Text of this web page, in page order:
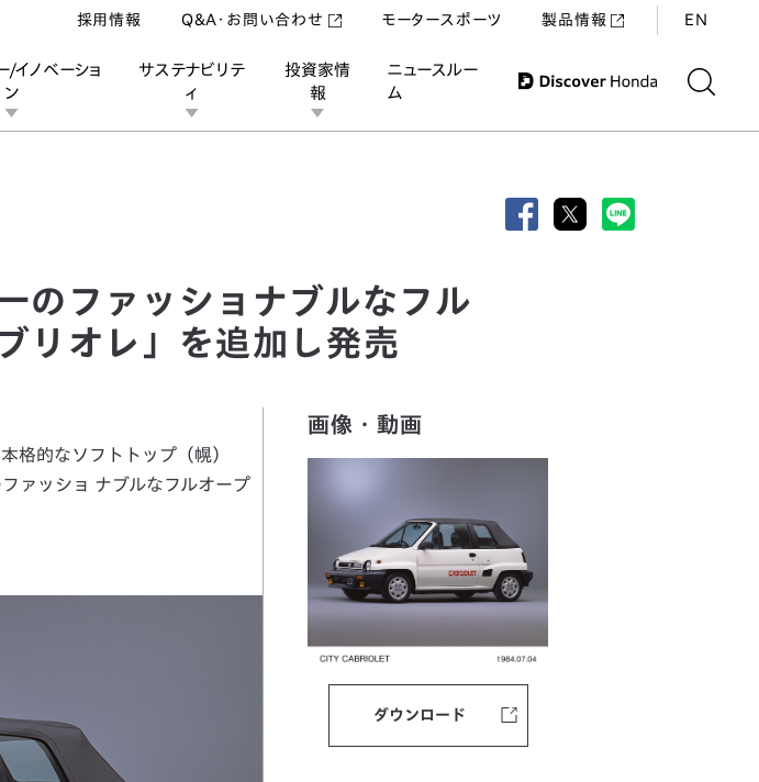
/イノベーショ
ン
サステナビリテ
ィ
投資家情
報
ニュースルー
ム
採用情報 Q&A・お問い合わせ モータースポーツ 製品情報 EN
フルオープンカー「ホンダ シティ・カブリオレ」を追加し発売
のファッショナブルなフル
リオレ」を追加し発売
的なソフトトップ（幌）
ァッショ ナブルなフルオープ
画像・動画
ダウンロード